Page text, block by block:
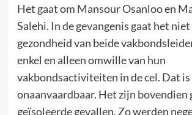
Het gaat om Mansour Osanloo en
Salehi. In de gevangenis gaat het
gezondheid van beide
enkel en alleen omwille van hun
vakbondsactiviteiten in de cel. Dat
onaanvaardbaar. Het zijn bovendien
geïsoleerde gevallen. Zo werden